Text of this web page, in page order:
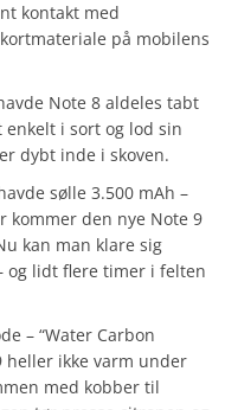
kontakt med
på mobilens
Note 8 aldeles tabt
enkelt i sort og lod sin
dybt inde i skoven.
sølle 3.500 mAh –
kommer den nye Note 9
kan man klare sig
og lidt flere timer i felten
– “Water Carbon
heller ikke varm under
med kobber til